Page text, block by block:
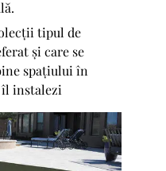
tipul de
și care se
spațiului în
îl instalezi